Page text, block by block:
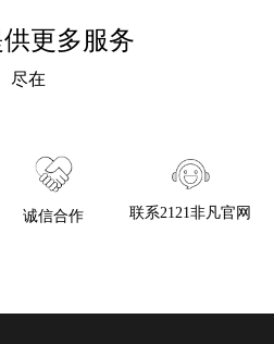
更多服务
尽在
诚信合作 联系2121非凡官网